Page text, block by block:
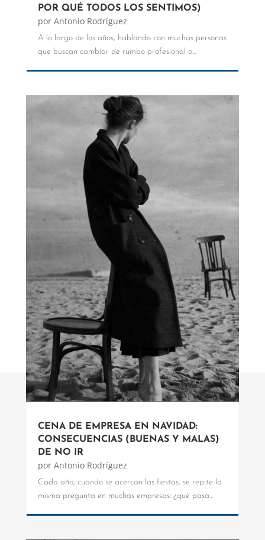
POR QUÉ TODOS LOS SENTIMOS)
por Antonio Rodríguez
A lo largo de los años, hablando con muchas personas
que buscan cambiar de rumbo profesional o...
CENA DE EMPRESA EN NAVIDAD:
CONSECUENCIAS (BUENAS Y MALAS)
DE NO IR
por Antonio Rodríguez
Cada año, cuando se acercan las fiestas, se repite la
misma pregunta en muchas empresas: ¿qué pasa...